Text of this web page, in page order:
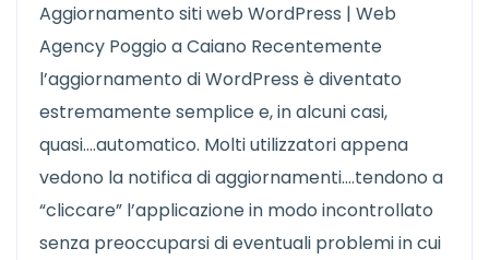
Aggiornamento siti web WordPress | Web
Agency Poggio a Caiano Recentemente
l’aggiornamento di WordPress è diventato
estremamente semplice e, in alcuni casi,
quasi….automatico. Molti utilizzatori appena
vedono la notifica di aggiornamenti….tendono a
“cliccare” l’applicazione in modo incontrollato
senza preoccuparsi di eventuali problemi in cui